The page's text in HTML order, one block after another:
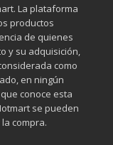
La plataforma
productos
de quienes
y su adquisición,
como
en ningún
conoce esta
se pueden
compra.